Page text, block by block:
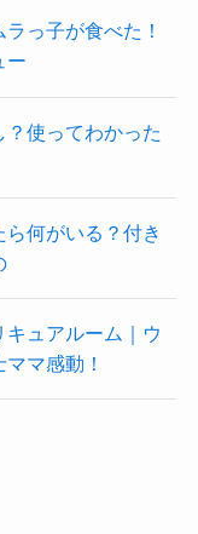
っ子が食べた！
ー
？使ってわかった
ら何がいる？付き
キュアルーム｜ウ
マ感動！